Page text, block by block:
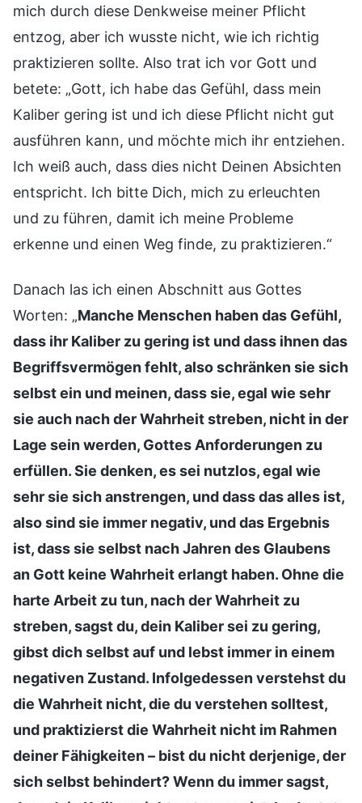
mich durch diese Denkweise meiner Pflicht
entzog, aber ich wusste nicht, wie ich richtig
praktizieren sollte. Also trat ich vor Gott und
betete: „Gott, ich habe das Gefühl, dass mein
Kaliber gering ist und ich diese Pflicht nicht gut
ausführen kann, und möchte mich ihr entziehen.
Ich weiß auch, dass dies nicht Deinen Absichten
entspricht. Ich bitte Dich, mich zu erleuchten
und zu führen, damit ich meine Probleme
erkenne und einen Weg finde, zu praktizieren.“
Danach las ich einen Abschnitt aus Gottes
Worten: „Manche Menschen haben das Gefühl,
dass ihr Kaliber zu gering ist und dass ihnen das
Begriffsvermögen fehlt, also schränken sie sich
selbst ein und meinen, dass sie, egal wie sehr
sie auch nach der Wahrheit streben, nicht in der
Lage sein werden, Gottes Anforderungen zu
erfüllen. Sie denken, es sei nutzlos, egal wie
sehr sie sich anstrengen, und dass das alles ist,
also sind sie immer negativ, und das Ergebnis
ist, dass sie selbst nach Jahren des Glaubens
an Gott keine Wahrheit erlangt haben. Ohne die
harte Arbeit zu tun, nach der Wahrheit zu
streben, sagst du, dein Kaliber sei zu gering,
gibst dich selbst auf und lebst immer in einem
negativen Zustand. Infolgedessen verstehst du
die Wahrheit nicht, die du verstehen solltest,
und praktizierst die Wahrheit nicht im Rahmen
deiner Fähigkeiten – bist du nicht derjenige, der
sich selbst behindert? Wenn du immer sagst,